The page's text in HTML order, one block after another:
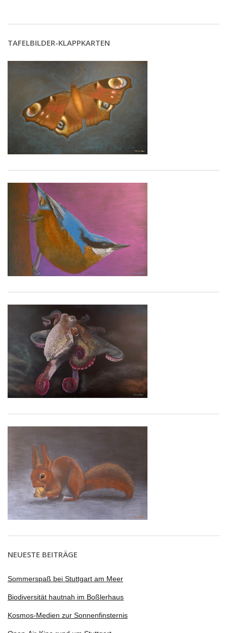
TAFELBILDER-KLAPPKARTEN
NEUESTE BEITRÄGE
Sommerspaß bei Stuttgart am Meer
Biodiversität hautnah im Boßlerhaus
Kosmos-Medien zur Sonnenfinsternis